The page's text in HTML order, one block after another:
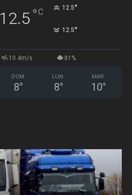
12.5 °C 12.5°
12.5°
10.4m/s 81%
DOM
8°
LUN
8°
MAR
10°